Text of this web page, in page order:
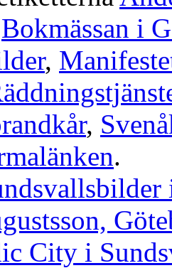
Bokmässan i
,
,
.
City i